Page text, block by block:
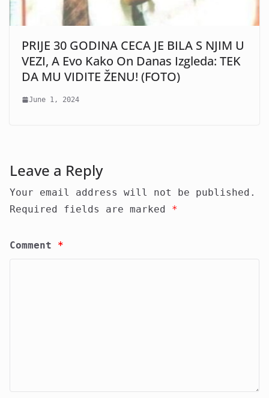
PRIJE 30 GODINA CECA JE BILA S NJIM U
VEZI, A Evo Kako On Danas Izgleda: TEK
DA MU VIDITE ŽENU! (FOTO)
June 1, 2024
Leave a Reply
Your email address will not be published.
Required fields are marked *
Comment *